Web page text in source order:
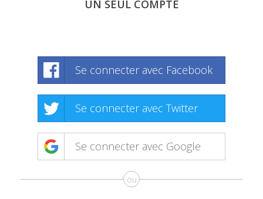
UN SEUL COMPTE
Se connecter avec Facebook
Se connecter avec Twitter
Se connecter avec Google
ou